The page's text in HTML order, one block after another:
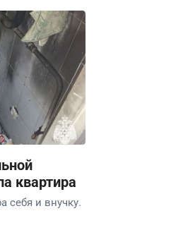
квартира
себя и внучку.